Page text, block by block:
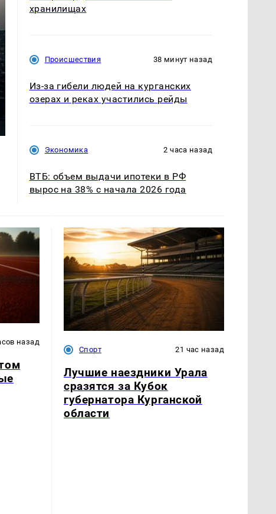
хранилищах
Происшествия 38 минут назад
Из-за гибели людей на курганских
озерах и реках участились рейды
Экономика 2 часа назад
ВТБ: объем выдачи ипотеки в РФ
вырос на 38% с начала 2026 года
назад
Спорт 21 час назад
Лучшие наездники Урала
сразятся за Кубок
губернатора Курганской
области